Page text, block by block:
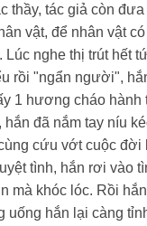
thầy, tác giả còn
vật, để nhân vật
nghe thị trút hết
rồi "ngẩn người",
1 hương cháo hành
hắn đã nắm tay níu
cứu vớt cuộc đời
tình, hắn rơi vào
mà khóc lóc. Rồi
uống hắn lại càng